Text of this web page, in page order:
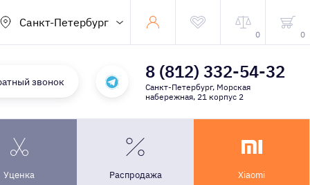
Санкт-Петербург
0 0
звонок 8 (812) 332-54-32
Санкт-Петербург, Морская
набережная, 21 корпус 2
Уценка Распродажа Xiaomi